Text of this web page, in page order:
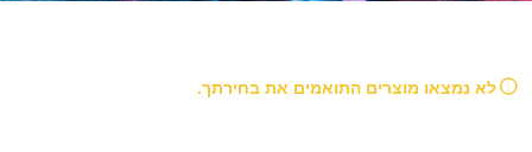
לא נמצאו מוצרים התואמים את בחירתך.